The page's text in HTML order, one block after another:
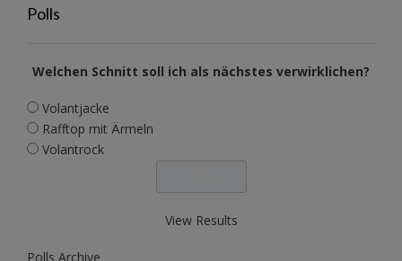
Polls
Welchen Schnitt soll ich als nächstes verwirklichen?
Volantjacke
Rafftop mit Ärmeln
Volantrock
View Results
Polls Archive